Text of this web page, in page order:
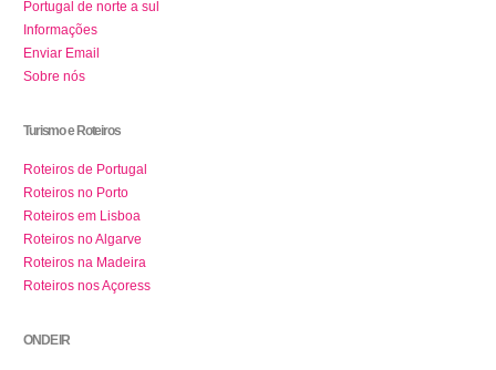
Portugal de norte a sul
Informações
Enviar Email
Sobre nós
Turismo e Roteiros
Roteiros de Portugal
Roteiros no Porto
Roteiros em Lisboa
Roteiros no Algarve
Roteiros na Madeira
Roteiros nos Açoress
ONDE IR